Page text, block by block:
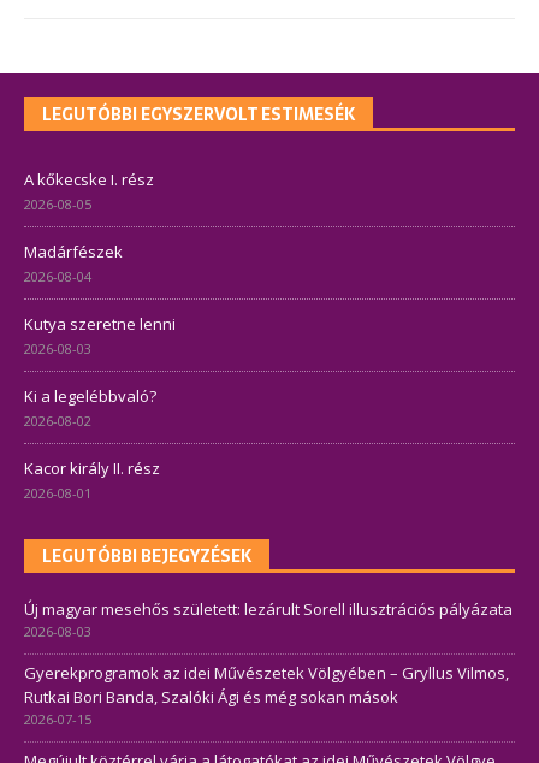
LEGUTÓBBI EGYSZERVOLT ESTIMESÉK
A kőkecske I. rész
2026-08-05
Madárfészek
2026-08-04
Kutya szeretne lenni
2026-08-03
Ki a legelébbvaló?
2026-08-02
Kacor király II. rész
2026-08-01
LEGUTÓBBI BEJEGYZÉSEK
Új magyar mesehős született: lezárult Sorell illusztrációs pályázata
2026-08-03
Gyerekprogramok az idei Művészetek Völgyében – Gryllus Vilmos,
Rutkai Bori Banda, Szalóki Ági és még sokan mások
2026-07-15